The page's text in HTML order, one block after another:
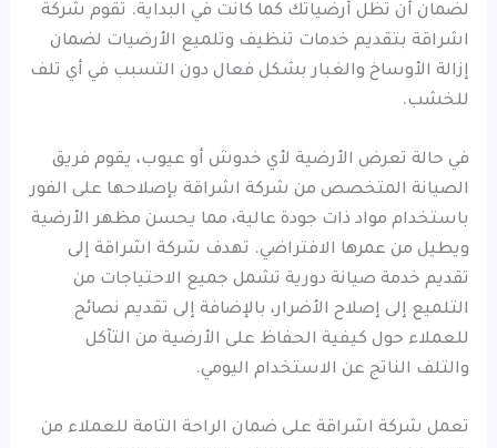
لضمان أن تظل أرضياتك كما كانت في البداية. تقوم شركة
اشراقة بتقديم خدمات تنظيف وتلميع الأرضيات لضمان
إزالة الأوساخ والغبار بشكل فعال دون التسبب في أي تلف
للخشب.
في حالة تعرض الأرضية لأي خدوش أو عيوب، يقوم فريق
الصيانة المتخصص من شركة اشراقة بإصلاحها على الفور
باستخدام مواد ذات جودة عالية، مما يحسن مظهر الأرضية
ويطيل من عمرها الافتراضي. تهدف شركة اشراقة إلى
تقديم خدمة صيانة دورية تشمل جميع الاحتياجات من
التلميع إلى إصلاح الأضرار، بالإضافة إلى تقديم نصائح
للعملاء حول كيفية الحفاظ على الأرضية من التآكل
والتلف الناتج عن الاستخدام اليومي.
تعمل شركة اشراقة على ضمان الراحة التامة للعملاء من